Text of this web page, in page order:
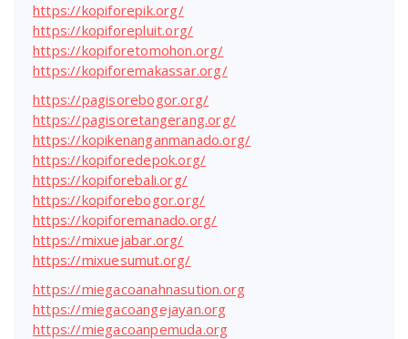
https://kopiforepik.org/
https://kopiforepluit.org/
https://kopiforetomohon.org/
https://kopiforemakassar.org/
https://pagisorebogor.org/
https://pagisoretangerang.org/
https://kopikenanganmanado.org/
https://kopiforedepok.org/
https://kopiforebali.org/
https://kopiforebogor.org/
https://kopiforemanado.org/
https://mixuejabar.org/
https://mixuesumut.org/
https://miegacoanahnasution.org
https://miegacoangejayan.org
https://miegacoanpemuda.org